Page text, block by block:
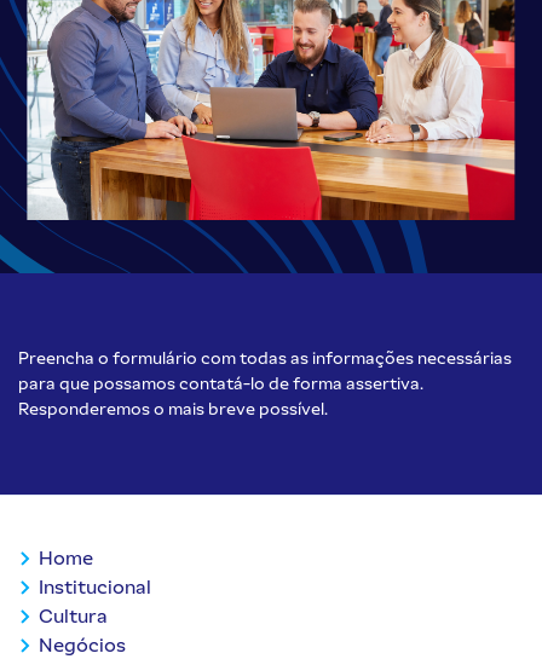
Preencha o formulário com todas as informações necessárias
para que possamos contatá-lo de forma assertiva.
Responderemos o mais breve possível.
Home
Institucional
Cultura
Negócios